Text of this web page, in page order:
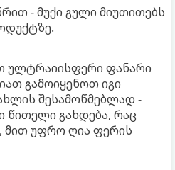
- მუქი გული მიუთითებს
ულტრაიისფერი ფანარი
გამოიყენოთ იგი
შესამოწმებლად -
წითელი გახდება, რაც
მით უფრო ღია ფერის